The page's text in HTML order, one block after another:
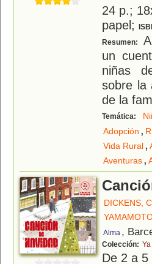
24 p.;
papel;
Resumen:
un
niñas
sobre la
de la
Temática:
Adopción ,
Vida Rural,
Aventuras,
DICKENS,
Alma ,
Colección:
De 2 a